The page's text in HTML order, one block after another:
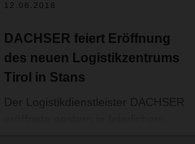
12.06.2018
DACHSER feiert Eröffnung
des neuen Logistikzentrums
Tirol in Stans
Der Logistikdienstleister DACHSER